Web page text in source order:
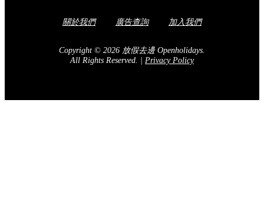
關於我們 廣告查詢 加入我們
Copyright © 2026 放假去邊 Openholidays.
All Rights Reserved.
Privacy Policy